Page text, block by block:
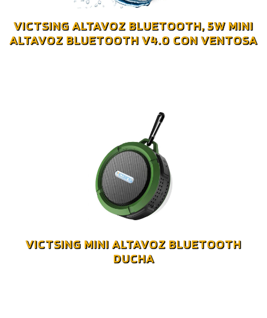
VICTSING ALTAVOZ BLUETOOTH, 5W MINI
ALTAVOZ BLUETOOTH V4.0 CON VENTOSA
VICTSING MINI ALTAVOZ BLUETOOTH
DUCHA